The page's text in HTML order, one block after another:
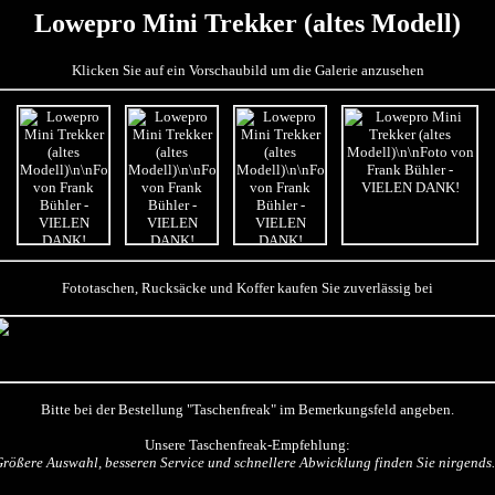
Lowepro Mini Trekker (altes Modell)
Klicken Sie auf ein Vorschaubild um die Galerie anzusehen
Fototaschen, Rucksäcke und Koffer kaufen Sie zuverlässig bei
Bitte bei der Bestellung "Taschenfreak" im Bemerkungsfeld angeben.
Unsere Taschenfreak-Empfehlung:
Auswahl, besseren Service und schnellere Abwicklung finden Sie